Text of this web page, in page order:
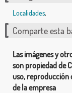
Localidades,
Comparte esta
Las imágenes y
son propiedad de
uso, reproducción
de la empresa